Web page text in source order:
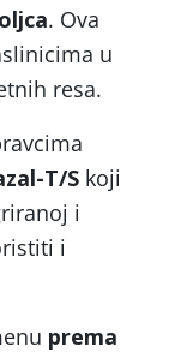
. Ova
u
resa.
T/S koji
i
i
prema